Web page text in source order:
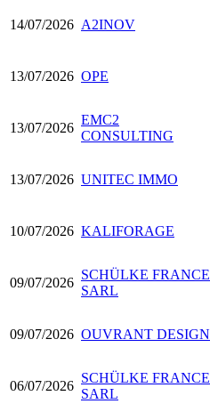
14/07/2026 A2INOV
13/07/2026 OPE
13/07/2026
EMC2
CONSULTING
13/07/2026 UNITEC IMMO
10/07/2026 KALIFORAGE
09/07/2026
SCHÜLKE FRANCE
SARL
09/07/2026 OUVRANT DESIGN
06/07/2026
SCHÜLKE FRANCE
SARL